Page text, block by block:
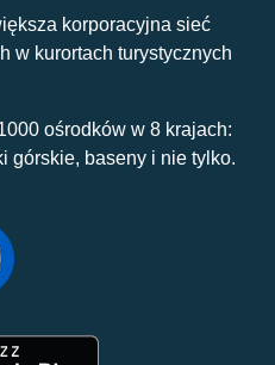
korporacyjna sieć
w kurortach turystycznych
ośrodków w 8 krajach:
górskie, baseny i nie tylko.